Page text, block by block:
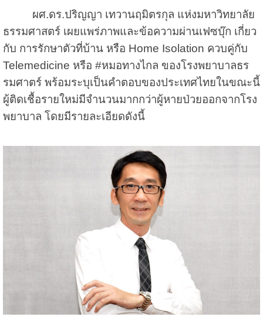
ผศ.ดร.ปริญญา เทวานฤมิตรกุล แห่งมหาวิทยาลัย
ธรรมศาสตร์ เผยแพร่ภาพและข้อความผ่านเฟซบุ๊ก เกี่ยว
กับ การรักษาตัวที่บ้าน หรือ Home Isolation ควบคู่กับ
Telemedicine หรือ #หมอทางไกล ของโรงพยาบาลธร
รมศาตร์ พร้อมระบุเป็นคำตอบของประเทศไทยในขณะนี้
ผู้ติดเชื้อรายใหม่มีจำนวนมากกว่าผู้หายป่วยออกจากโรง
พยาบาล โดยมีรายละเอียดดังนี้